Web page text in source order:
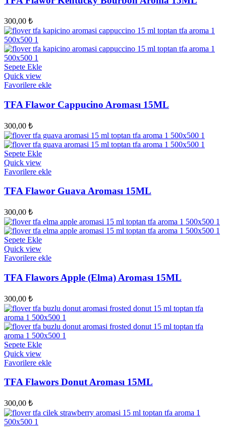
300,00 ₺
Sepete Ekle
Quick view
Favorilere ekle
TFA Flawor Cappucino Aroması 15ML
300,00 ₺
Sepete Ekle
Quick view
Favorilere ekle
TFA Flawor Guava Aroması 15ML
300,00 ₺
Sepete Ekle
Quick view
Favorilere ekle
TFA Flawors Apple (Elma) Aroması 15ML
300,00 ₺
Sepete Ekle
Quick view
Favorilere ekle
TFA Flawors Donut Aroması 15ML
300,00 ₺